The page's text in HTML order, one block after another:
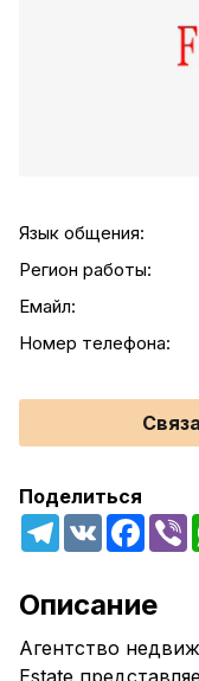
Язык общения:
Регион работы:
Емайл:
Номер телефона:
Поделиться
Telegram
VK
Описание
Агентство
Estate